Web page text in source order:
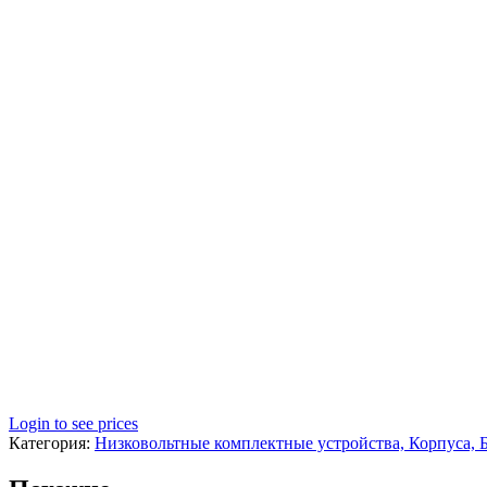
Login to see prices
Категория: Низковольтные комплектные устройства, Корпуса,